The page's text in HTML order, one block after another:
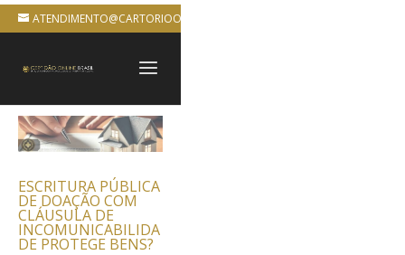
ATENDIMENTO@CARTORIOONLINEBRASIL.COM.BR
ESCRITURA PÚBLICA
DE DOAÇÃO COM
CLÁUSULA DE
INCOMUNICABILIDA
DE PROTEGE BENS?